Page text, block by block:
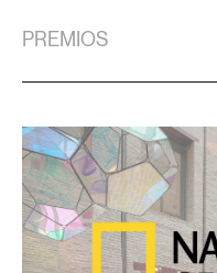
PREMIOS